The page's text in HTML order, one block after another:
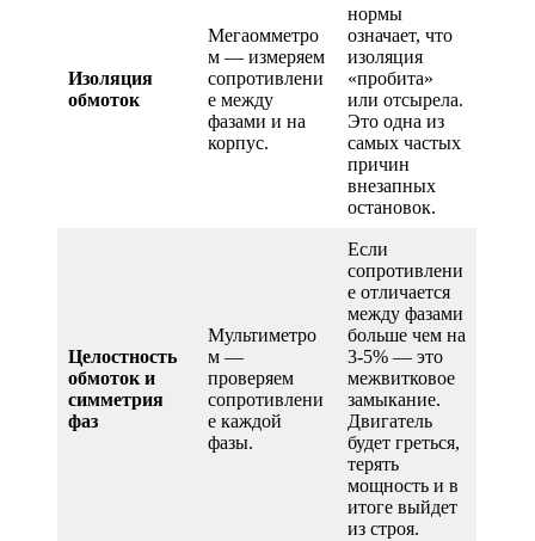
Изоляция
обмоток
Мегаомметро
м — измеряем
сопротивлени
е между
фазами и на
корпус.
нормы
означает, что
изоляция
«пробита»
или отсырела.
Это одна из
самых частых
причин
внезапных
остановок.
Целостность
обмоток и
симметрия
фаз
Мультиметро
м —
проверяем
сопротивлени
е каждой
фазы.
Если
сопротивлени
е отличается
между фазами
больше чем на
3-5% — это
межвитковое
замыкание.
Двигатель
будет греться,
терять
мощность и в
итоге выйдет
из строя.